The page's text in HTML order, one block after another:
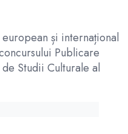
și internațional
Publicare
Studii Culturale al